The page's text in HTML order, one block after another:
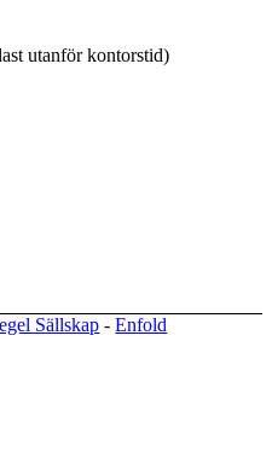
utanför kontorstid)
Sällskap -Enfold